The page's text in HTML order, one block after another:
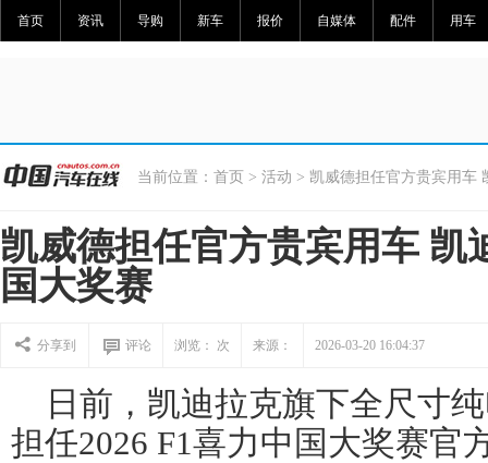
首页 资讯 导购 新车 报价 自媒体 配件 用车
当前位置： 首页 > 活动 > 凯威德担任官方贵宾用车
凯威德担任官方贵宾用车 凯
国大奖赛
分享到 评论 浏览： 次 来源： 2026-03-20 16:04:37
日前，凯迪拉克旗下全尺寸
担任2026 F1喜力中国大奖赛官